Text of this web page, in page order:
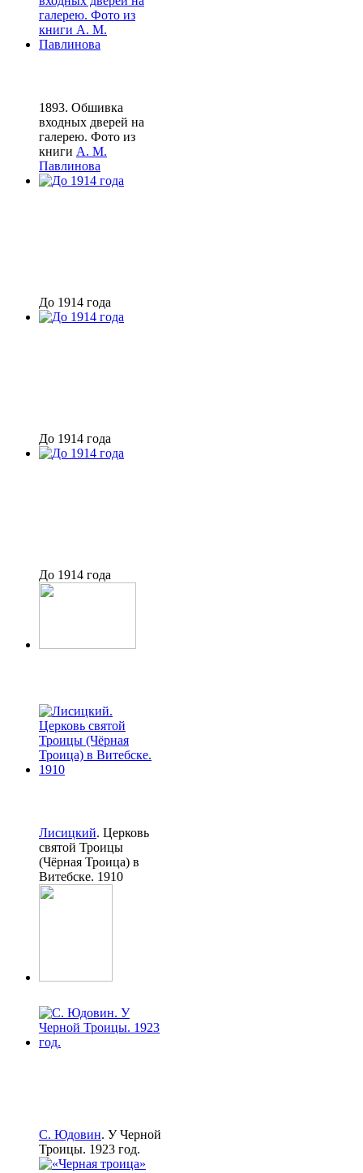
1893. Обшивка
входных дверей на
галерею. Фото из
книги А. М.
Павлинова
До 1914 года
До 1914 года
До 1914 года
Лисицкий. Церковь
святой Троицы
(Чёрная Троица) в
Витебске. 1910
С. Юдовин. У Черной
Троицы. 1923 год.